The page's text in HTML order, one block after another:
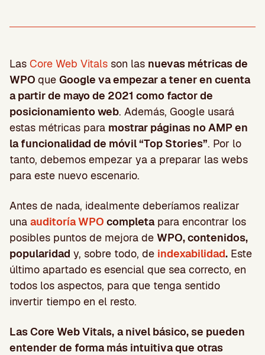
Las Core Web Vitals son las nuevas métricas de
WPO que Google va empezar a tener en cuenta
a partir de mayo de 2021 como factor de
posicionamiento web. Además, Google usará
estas métricas para mostrar páginas no AMP en
la funcionalidad de móvil “Top Stories”. Por lo
tanto, debemos empezar ya a preparar las webs
para este nuevo escenario.
Antes de nada, idealmente deberíamos realizar
una auditoría WPO completapara encontrar los
posibles puntos de mejora de WPO, contenidos,
popularidad y, sobre todo, de indexabilidad. Este
último apartado es esencial que sea correcto, en
todos los aspectos, para que tenga sentido
invertir tiempo en el resto.
Las Core Web Vitals, a nivel básico, se pueden
entender de forma más intuitiva que otras